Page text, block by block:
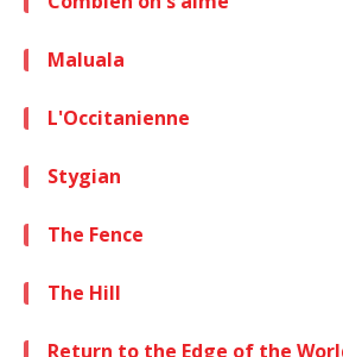
Maluala
L'Occitanienne
Stygian
The Fence
The Hill
Return to the Edge of the